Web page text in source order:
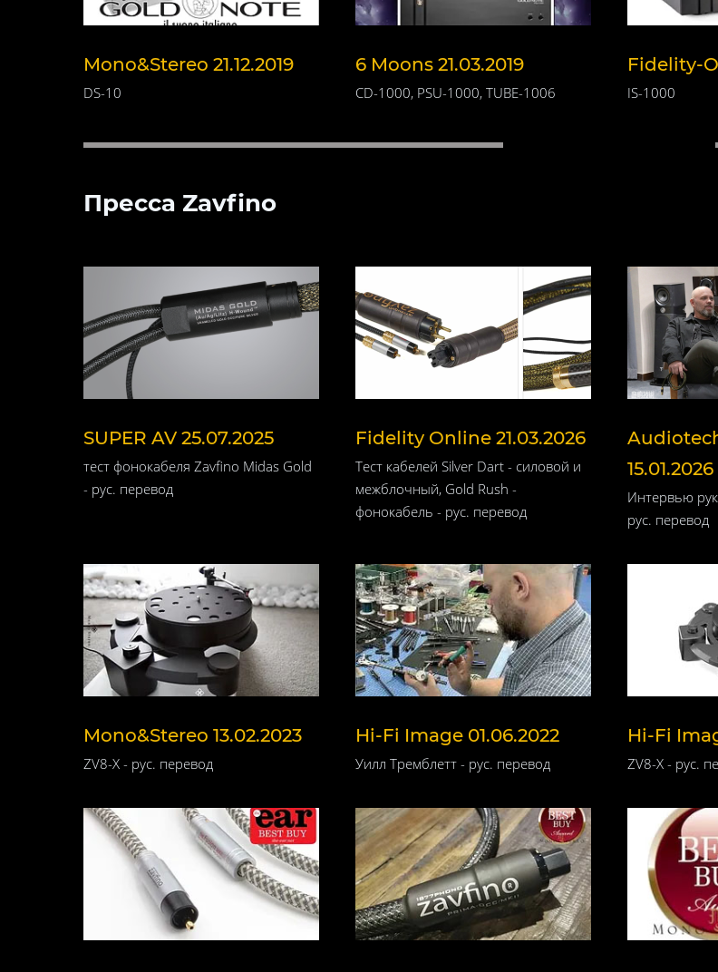
Mono&Stereo 21.12.2019
DS-10
6 Moons 21.03.2019
CD-1000, PSU-1000, TUBE-1006
Fidelity-
IS-1000
Пресса Zavfino
SUPER AV 25.07.2025
тест фонокабеля Zavfino Midas Gold
- рус. перевод
Fidelity Online 21.03.2026
Тест кабелей Silver Dart - силовой и
межблочный, Gold Rush -
фонокабель - рус. перевод
15.01.2026
Интервью
рус. перевод
Mono&Stereo 13.02.2023
ZV8-X - рус. перевод
Hi-Fi Image 01.06.2022
Уилл Тремблетт - рус. перевод
Hi-Fi
ZV8-X - рус.